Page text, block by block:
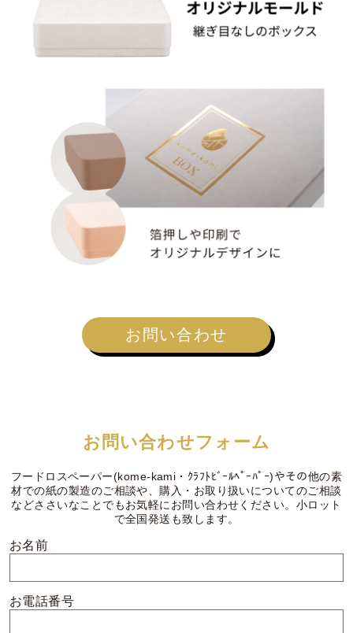
お問い合わせ
お問い合わせフォーム
フードロスペーパー(kome-kami・ｸﾗﾌﾄﾋﾞｰﾙﾍﾟｰﾊﾟｰ)やその他の素
材での紙の製造のご相談や、購入・お取り扱いについてのご相談
などささいなことでもお気軽にお問い合わせください。小ロット
で全国発送も致します。
お名前
お電話番号